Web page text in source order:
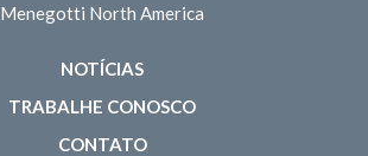
Menegotti North America
NOTÍCIAS
TRABALHE CONOSCO
CONTATO